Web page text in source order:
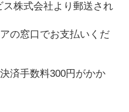
株式会社より郵送され
の窓口でお支払いくだ
済手数料300円がかか